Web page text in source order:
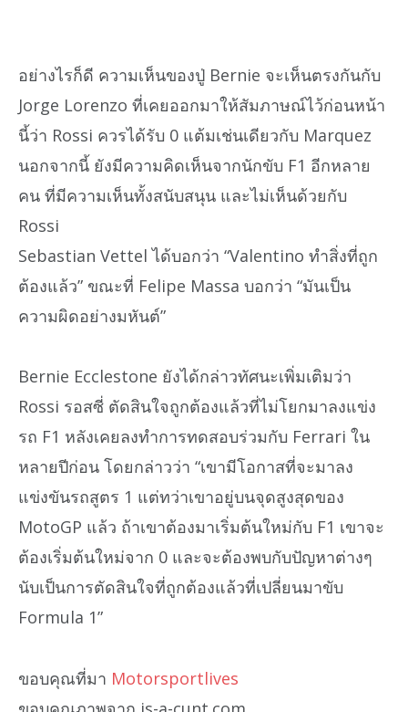
อย่างไรก็ดี ความเห็นของปู่ Bernie จะเห็นตรงกันกับ
Jorge Lorenzo ที่เคยออกมาให้สัมภาษณ์ไว้ก่อนหน้า
นี้ว่า Rossi ควรได้รับ 0 แต้มเช่นเดียวกับ Marquez
นอกจากนี้ ยังมีความคิดเห็นจากนักขับ F1 อีกหลาย
คน ที่มีความเห็นทั้งสนับสนุน และไม่เห็นด้วยกับ
Rossi
Sebastian Vettel ได้บอกว่า “Valentino ทำสิ่งที่ถูก
ต้องแล้ว” ขณะที่ Felipe Massa บอกว่า “มันเป็น
ความผิดอย่างมหันต์”
Bernie Ecclestone ยังได้กล่าวทัศนะเพิ่มเติมว่า
Rossi รอสซี่ ตัดสินใจถูกต้องแล้วที่ไม่โยกมาลงแข่ง
รถ F1 หลังเคยลงทำการทดสอบร่วมกับ Ferrari ใน
หลายปีก่อน โดยกล่าวว่า “เขามีโอกาสที่จะมาลง
แข่งขันรถสูตร 1 แต่ทว่าเขาอยู่บนจุดสูงสุดของ
MotoGP แล้ว ถ้าเขาต้องมาเริ่มต้นใหม่กับ F1 เขาจะ
ต้องเริ่มต้นใหม่จาก 0 และจะต้องพบกับปัญหาต่างๆ
นับเป็นการตัดสินใจที่ถูกต้องแล้วที่เปลี่ยนมาขับ
Formula 1”
ขอบคุณที่มา Motorsportlives